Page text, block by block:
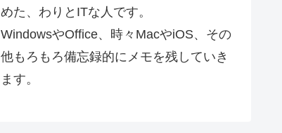
めた、わりとITな人です。
WindowsやOffice、時々MacやiOS、その
他もろもろ備忘録的にメモを残していき
ます。